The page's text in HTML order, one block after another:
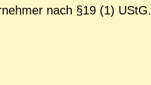
nach §19 (1) UStG.